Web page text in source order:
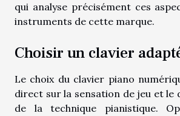
qui analyse précisément ces
instruments de cette marque.
Choisir un clavier
Le choix du clavier piano
direct sur la sensation de jeu et le
de la technique pianistique.